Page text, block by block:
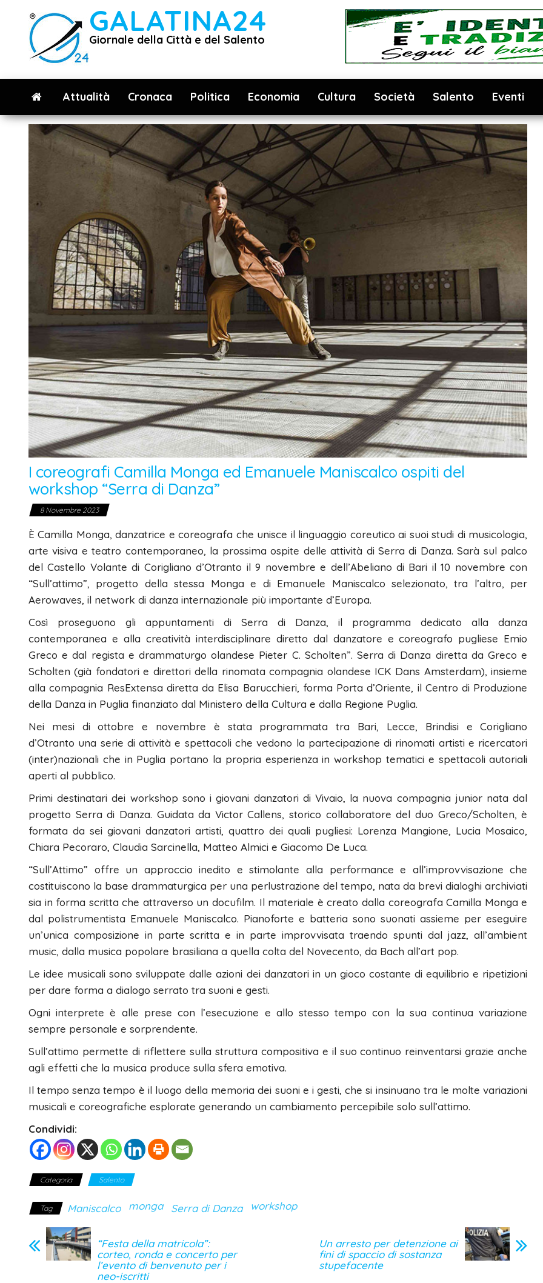
contenuto
GALATINA24
Giornale della Città e del Salento
Attualità Cronaca Politica Economia Cultura Società Salento Eventi
I coreografi Camilla Monga ed Emanuele Maniscalco ospiti del
workshop “Serra di Danza”
8 Novembre 2023
È Camilla Monga, danzatrice e coreografa che unisce il linguaggio coreutico ai suoi studi di musicologia,
arte visiva e teatro contemporaneo, la prossima ospite delle attività di Serra di Danza. Sarà sul palco
del Castello Volante di Corigliano d’Otranto il 9 novembre e dell’Abeliano di Bari il 10 novembre con
“Sull’attimo”, progetto della stessa Monga e di Emanuele Maniscalco selezionato, tra l’altro, per
Aerowaves, il network di danza internazionale più importante d’Europa.
Così proseguono gli appuntamenti di Serra di Danza, il programma dedicato alla danza
contemporanea e alla creatività interdisciplinare diretto dal danzatore e coreografo pugliese Emio
Greco e dal regista e drammaturgo olandese Pieter C. Scholten”. Serra di Danza diretta da Greco e
Scholten (già fondatori e direttori della rinomata compagnia olandese ICK Dans Amsterdam), insieme
alla compagnia ResExtensa diretta da Elisa Barucchieri, forma Porta d’Oriente, il Centro di Produzione
della Danza in Puglia finanziato dal Ministero della Cultura e dalla Regione Puglia.
Nei mesi di ottobre e novembre è stata programmata tra Bari, Lecce, Brindisi e Corigliano
d’Otranto una serie di attività e spettacoli che vedono la partecipazione di rinomati artisti e ricercatori
(inter)nazionali che in Puglia portano la propria esperienza in workshop tematici e spettacoli autoriali
aperti al pubblico.
Primi destinatari dei workshop sono i giovani danzatori di Vivaio, la nuova compagnia junior nata dal
progetto Serra di Danza. Guidata da Victor Callens, storico collaboratore del duo Greco/Scholten, è
formata da sei giovani danzatori artisti, quattro dei quali pugliesi: Lorenza Mangione, Lucia Mosaico,
Chiara Pecoraro, Claudia Sarcinella, Matteo Almici e Giacomo De Luca.
“Sull’Attimo” offre un approccio inedito e stimolante alla performance e all’improvvisazione che
costituiscono la base drammaturgica per una perlustrazione del tempo, nata da brevi dialoghi archiviati
sia in forma scritta che attraverso un docufilm. Il materiale è creato dalla coreografa Camilla Monga e
dal polistrumentista Emanuele Maniscalco. Pianoforte e batteria sono suonati assieme per eseguire
un’unica composizione in parte scritta e in parte improvvisata traendo spunti dal jazz, all’ambient
music, dalla musica popolare brasiliana a quella colta del Novecento, da Bach all’art pop.
Le idee musicali sono sviluppate dalle azioni dei danzatori in un gioco costante di equilibrio e ripetizioni
per dare forma a dialogo serrato tra suoni e gesti.
Ogni interprete è alle prese con l’esecuzione e allo stesso tempo con la sua continua variazione
sempre personale e sorprendente.
Sull’attimo permette di riflettere sulla struttura compositiva e il suo continuo reinventarsi grazie anche
agli effetti che la musica produce sulla sfera emotiva.
Il tempo senza tempo è il luogo della memoria dei suoni e i gesti, che si insinuano tra le molte variazioni
musicali e coreografiche esplorate generando un cambiamento percepibile solo sull’attimo.
Condividi:
Categoria Salento
Tag Maniscalco monga Serra di Danza workshop
“Festa della matricola”:
corteo, ronda e concerto per
l’evento di benvenuto per i
neo-iscritti
Un arresto per detenzione ai
fini di spaccio di sostanza
stupefacente